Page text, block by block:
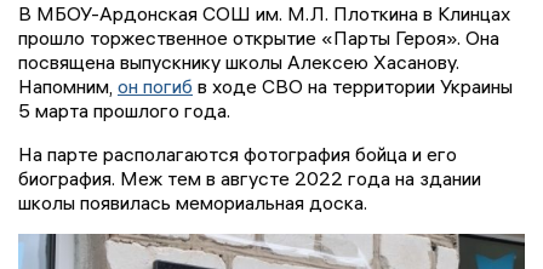
В МБОУ-Ардонская СОШ им. М.Л. Плоткина в Клинцах
прошло торжественное открытие «Парты Героя». Она
посвящена выпускнику школы Алексею Хасанову.
Напомним, он погиб в ходе СВО на территории Украины
5 марта прошлого года.
На парте располагаются фотография бойца и его
биография. Меж тем в августе 2022 года на здании
школы появилась мемориальная доска.